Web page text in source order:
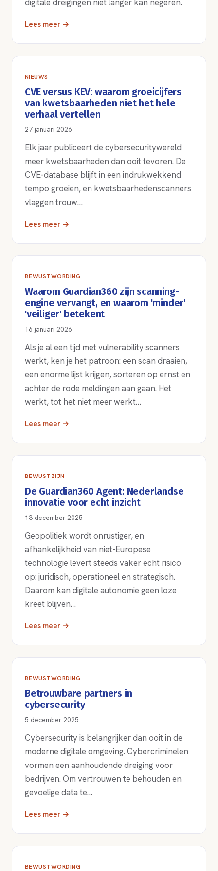
digitale dreigingen niet langer kan negeren.
Lees meer →
NIEUWS
CVE versus KEV: waarom groeicijfers
van kwetsbaarheden niet het hele
verhaal vertellen
27 januari 2026
Elk jaar publiceert de cybersecuritywereld
meer kwetsbaarheden dan ooit tevoren. De
CVE-database blijft in een indrukwekkend
tempo groeien, en kwetsbaarhedenscanners
vlaggen trouw…
Lees meer →
BEWUSTWORDING
Waarom Guardian360 zijn scanning-
engine vervangt, en waarom 'minder'
'veiliger' betekent
16 januari 2026
Als je al een tijd met vulnerability scanners
werkt, ken je het patroon: een scan draaien,
een enorme lijst krijgen, sorteren op ernst en
achter de rode meldingen aan gaan. Het
werkt, tot het niet meer werkt…
Lees meer →
BEWUSTZIJN
De Guardian360 Agent: Nederlandse
innovatie voor echt inzicht
13 december 2025
Geopolitiek wordt onrustiger, en
afhankelijkheid van niet-Europese
technologie levert steeds vaker echt risico
op: juridisch, operationeel en strategisch.
Daarom kan digitale autonomie geen loze
kreet blijven…
Lees meer →
BEWUSTWORDING
Betrouwbare partners in
cybersecurity
5 december 2025
Cybersecurity is belangrijker dan ooit in de
moderne digitale omgeving. Cybercriminelen
vormen een aanhoudende dreiging voor
bedrijven. Om vertrouwen te behouden en
gevoelige data te…
Lees meer →
BEWUSTWORDING